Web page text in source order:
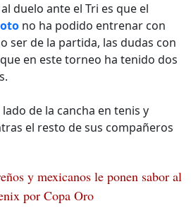
duelo ante el Tri es que el
no ha podido entrenar con
ser de la partida, las dudas con
en este torneo ha tenido dos
de la cancha en tenis y
el resto de sus compañeros
y mexicanos le ponen sabor al
por Copa Oro